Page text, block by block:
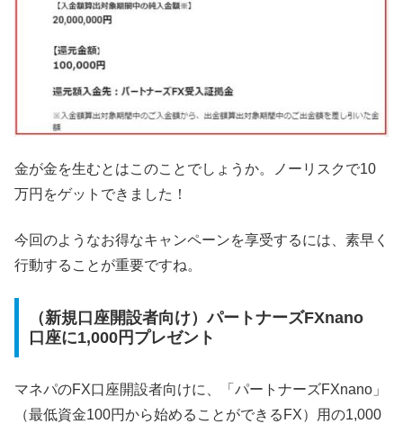
金が金を生むとはこのことでしょうか。ノーリスクで10
万円をゲットできました！
今回のようなお得なキャンペーンを享受するには、素早く
行動することが重要ですね。
（新規口座開設者向け）パートナーズFXnano
口座に1,000円プレゼント
マネパのFX口座開設者向けに、「パートナーズFXnano」
（最低資金100円から始めることができるFX）用の1,000